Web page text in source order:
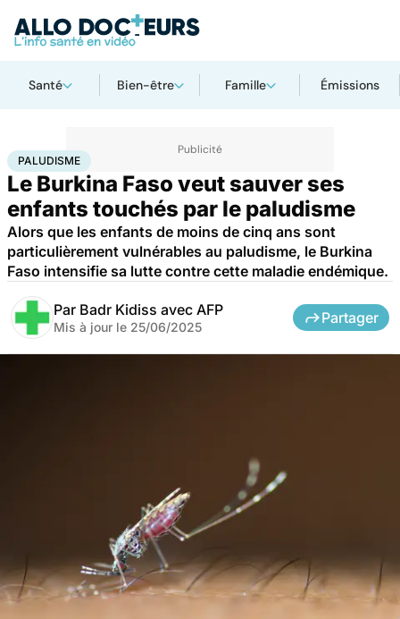
Santé Bien-être Famille Émissions
AccueilSanté Société Santé publiquePaludisme
PALUDISME
Le Burkina Faso veut sauver ses
enfants touchés par le paludisme
Alors que les enfants de moins de cinq ans sont
particulièrement vulnérables au paludisme, le Burkina
Faso intensifie sa lutte contre cette maladie endémique.
Par Badr Kidiss avec AFP
Mis à jour le 25/06/2025
Partager